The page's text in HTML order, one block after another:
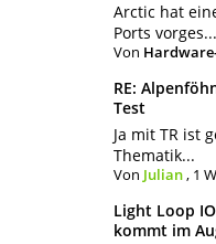
Arctic hat
Ports vorges...
Von
RE:
Test
Ja mit TR ist
Thematik...
Von Julian, 1
Light Loop
kommt im